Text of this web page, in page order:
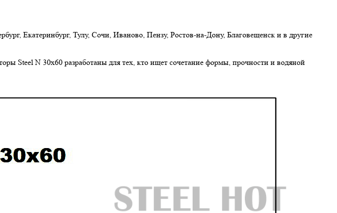
Екатеринбург, Тулу, Сочи, Иваново, Пензу, Ростов-на-Дону, Благовещенск и в другие
Steel N 30х60 разработаны для тех, кто ищет сочетание формы, прочности и водяной